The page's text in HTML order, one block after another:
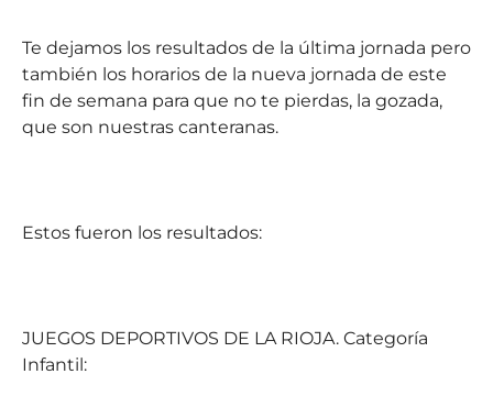
Te dejamos los resultados de la última jornada pero
también los horarios de la nueva jornada de este
fin de semana para que no te pierdas, la gozada,
que son nuestras canteranas.
Estos fueron los resultados:
JUEGOS DEPORTIVOS DE LA RIOJA. Categoría
Infantil: